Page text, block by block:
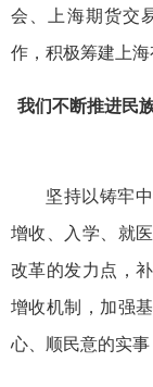
会、上海期货交
作，积极筹建上海
我们不断推进民
坚持以铸牢
增收、入学、就
改革的发力点，
增收机制，加强
心、顺民意的实事